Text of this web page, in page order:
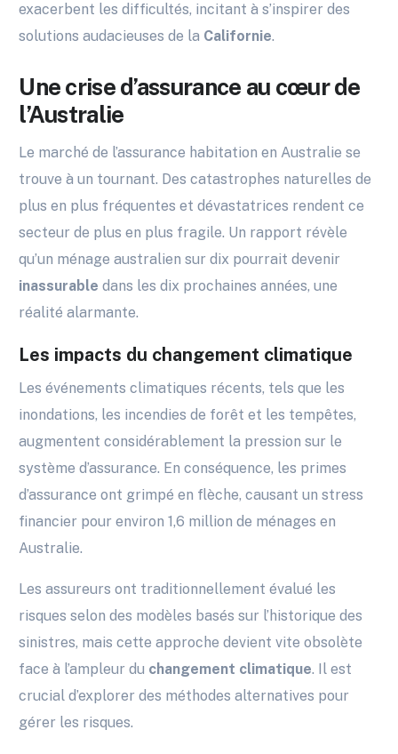
exacerbent les difficultés, incitant à s’inspirer des
solutions audacieuses de la Californie.
Une crise d’assurance au cœur de
l’Australie
Le marché de l’assurance habitation en Australie se
trouve à un tournant. Des catastrophes naturelles de
plus en plus fréquentes et dévastatrices rendent ce
secteur de plus en plus fragile. Un rapport révèle
qu’un ménage australien sur dix pourrait devenir
inassurable dans les dix prochaines années, une
réalité alarmante.
Les impacts du changement climatique
Les événements climatiques récents, tels que les
inondations, les incendies de forêt et les tempêtes,
augmentent considérablement la pression sur le
système d’assurance. En conséquence, les primes
d’assurance ont grimpé en flèche, causant un stress
financier pour environ 1,6 million de ménages en
Australie.
Les assureurs ont traditionnellement évalué les
risques selon des modèles basés sur l’historique des
sinistres, mais cette approche devient vite obsolète
face à l’ampleur du changement climatique. Il est
crucial d’explorer des méthodes alternatives pour
gérer les risques.